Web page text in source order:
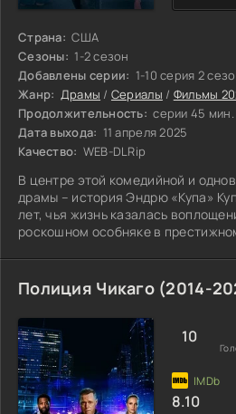
Страна: США
Сезоны: 1-2 сезон
Добавлены серии: 1-10 серия 2
Жанр: Драмы / Сериалы / Фильмы
Продолжительность: серии 45 мин.
Дата выхода: 11 апреля 2025
Качество: WEB-DLRip
В центре этой комедийной и
драмы – история Эндрю «Купа»
лет, чья жизнь казалась
роскошном особняке в
менеджера в хедж-фонде.
Полиция Чикаго (2014-
10
8.10